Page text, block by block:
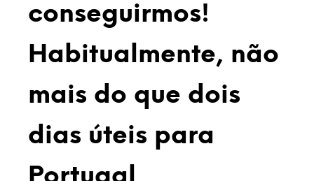
conseguirmos!
Habitualmente, não
mais do que dois
dias úteis para